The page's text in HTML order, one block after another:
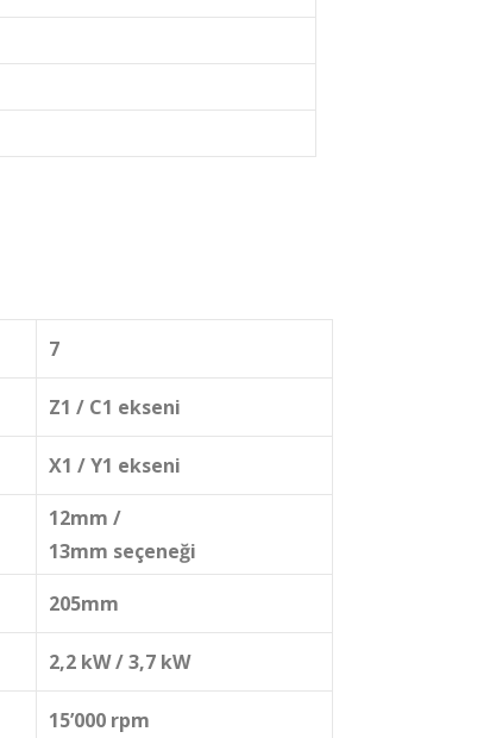
7
Z1 / C1 ekseni
X1 / Y1 ekseni
12mm /
13mm seçeneği
205mm
2,2 kW / 3,7 kW
15’000 rpm